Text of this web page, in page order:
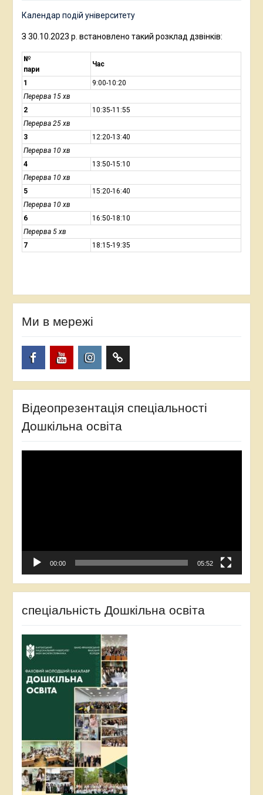
Календар подій університету
З 30.10.2023 р. встановлено такий розклад дзвінків:
№
пари
Час
1
9:00-10:20
Перерва 15 хв
2
10:35-11:55
Перерва 25 хв
3
12:20-13:40
Перерва 10 хв
4
13:50-15:10
Перерва 10 хв
5
15:20-16:40
Перерва 10 хв
6
16:50-18:10
Перерва 5 хв
7
18:15-19:35
Ми в мережі
Відеопрезентація спеціальності
Дошкільна освіта
00:00 05:52
спеціальність Дошкільна освіта